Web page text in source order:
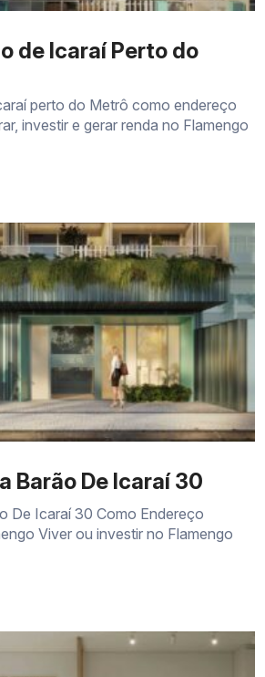
de Icaraí Perto do
perto do Metrô como endereço
investir e gerar renda no Flamengo
Barão De Icaraí 30
De Icaraí 30 Como Endereço
Viver ou investir no Flamengo